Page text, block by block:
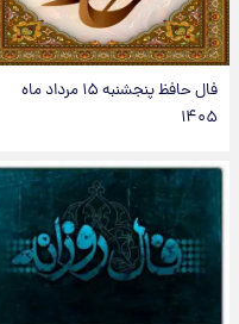
فال حافظ پنجشنبه ۱۵ مرداد ماه
۱۴۰۵